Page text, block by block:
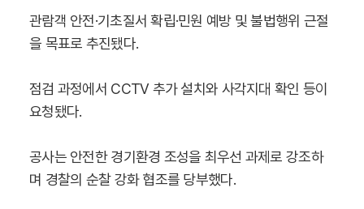
관람객 안전·기초질서 확립·민원 예방 및 불법행위 근절
을 목표로 추진됐다.
점검 과정에서 CCTV 추가 설치와 사각지대 확인 등이
요청됐다.
공사는 안전한 경기환경 조성을 최우선 과제로 강조하
며 경찰의 순찰 강화 협조를 당부했다.